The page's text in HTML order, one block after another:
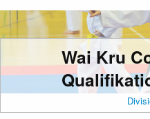
Wai Kru